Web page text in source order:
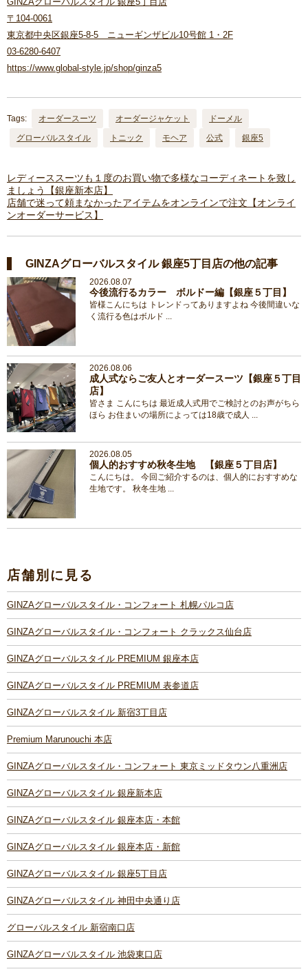
〒104-0061
東京都中央区銀座5-8-5 ニューギンザビル10号館 1・2F
03-6280-6407
https://www.global-style.jp/shop/ginza5
Tags: オーダースーツ オーダージャケット
ドーメル
グローバルスタイル
トニック モヘア 公式 銀座5
レディーススーツも１度のお買い物で多様なコーディネートを致し
ましょう【銀座新本店】
店舗で迷って頼まなかったアイテムをオンラインで注文【オンライ
ンオーダーサービス】
GINZAグローバルスタイル 銀座5丁目店の他の記事
2026.08.07
今後流行るカラー ボルドー編【銀座５丁目】
皆様こんにちは トレンドってありますよね 今後間違いな
く流行る色はボルド ...
2026.08.06
成人式ならご友人とオーダースーツ【銀座５丁目
店】
皆さま こんにちは 最近成人式用でご検討とのお声がちら
ほら お住まいの場所によっては18歳で成人 ...
2026.08.05
個人的おすすめ秋冬生地 【銀座５丁目店】
こんにちは。 今回ご紹介するのは、個人的におすすめな
生地です。 秋冬生地 ...
店舗別に見る
GINZAグローバルスタイル・コンフォート 札幌パルコ店
GINZAグローバルスタイル・コンフォート クラックス仙台店
GINZAグローバルスタイル PREMIUM 銀座本店
GINZAグローバルスタイル PREMIUM 表参道店
GINZAグローバルスタイル 新宿3丁目店
Premium Marunouchi 本店
GINZAグローバルスタイル・コンフォート 東京ミッドタウン八重洲店
GINZAグローバルスタイル 銀座新本店
GINZAグローバルスタイル 銀座本店・本館
GINZAグローバルスタイル 銀座本店・新館
GINZAグローバルスタイル 銀座5丁目店
GINZAグローバルスタイル 神田中央通り店
グローバルスタイル 新宿南口店
GINZAグローバルスタイル 池袋東口店